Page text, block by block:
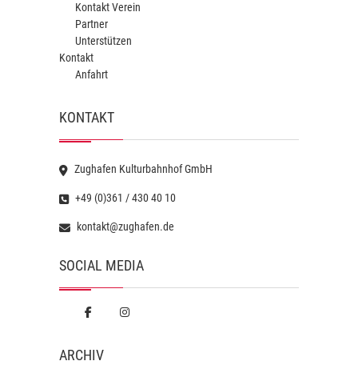
Kontakt Verein
Partner
Unterstützen
Kontakt
Anfahrt
KONTAKT
Zughafen Kulturbahnhof GmbH
+49 (0)361 / 430 40 10
kontakt@zughafen.de
SOCIAL MEDIA
ARCHIV